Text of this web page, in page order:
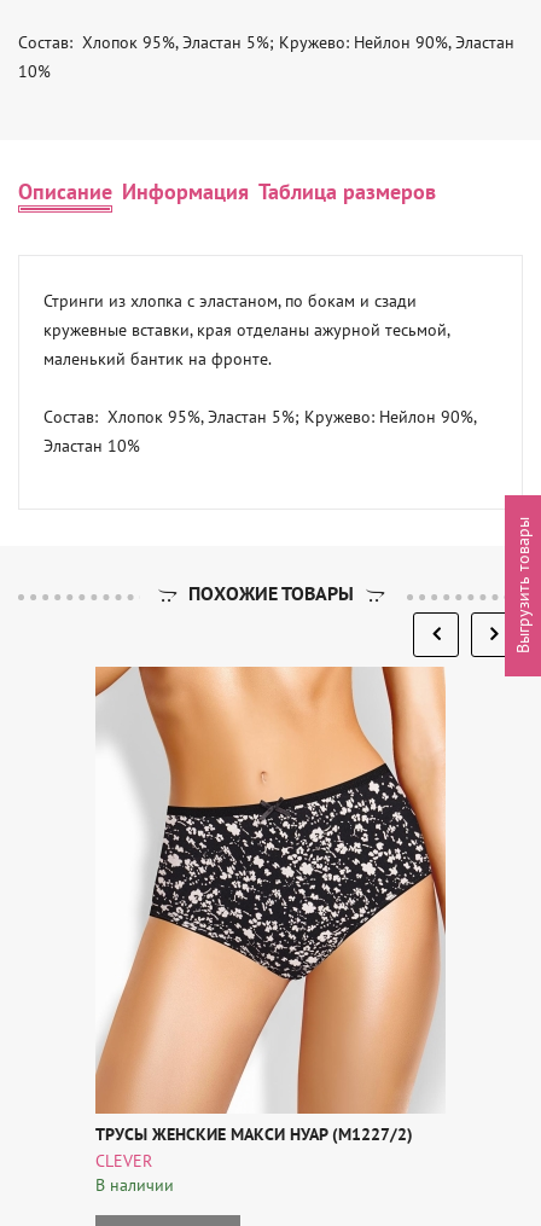
Состав:  Хлопок 95%, Эластан 5%; Кружево: Нейлон 90%, Эластан
10%
Описание Информация Таблица размеров
Стринги из хлопка с эластаном, по бокам и сзади
кружевные вставки, края отделаны ажурной тесьмой,
маленький бантик на фронте.
Состав:  Хлопок 95%, Эластан 5%; Кружево: Нейлон 90%,
Эластан 10%
ПОХОЖИЕ ТОВАРЫ
ТРУСЫ ЖЕНСКИЕ МАКСИ НУАР (M1227/2)
CLEVER
В наличии
Выгрузить товары